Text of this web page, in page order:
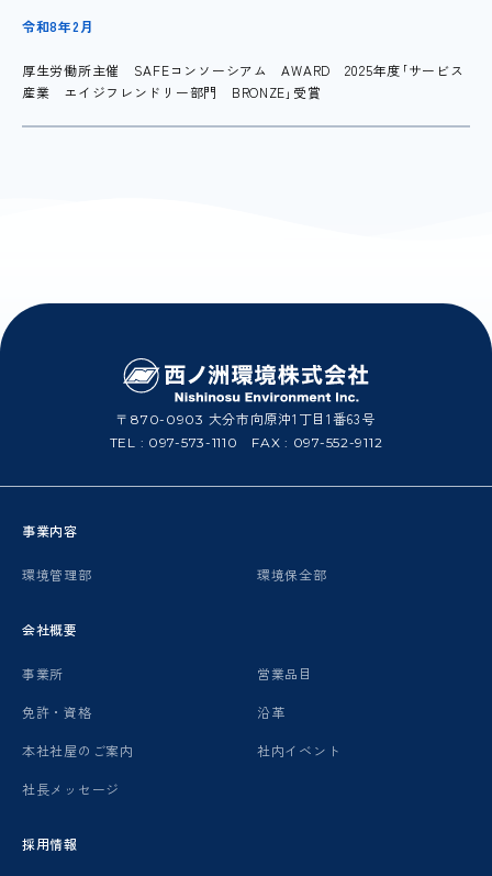
令和8年2月
厚生労働所主催 SAFEコンソーシアム AWARD 2025年度｢サービス
産業 エイジフレンドリー部門 BRONZE｣受賞
〒870-0903 大分市向原沖1丁目1番63号
TEL : 097-573-1110 FAX : 097-552-9112
事業内容
環境管理部 環境保全部
会社概要
事業所 営業品目
免許・資格 沿革
本社社屋のご案内 社内イベント
社長メッセージ
採用情報